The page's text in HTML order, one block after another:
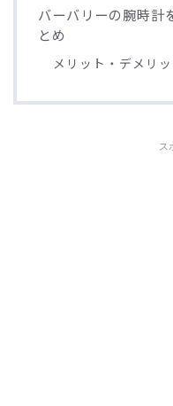
バーバリーの腕時計
とめ
メリット・デメリ
ス